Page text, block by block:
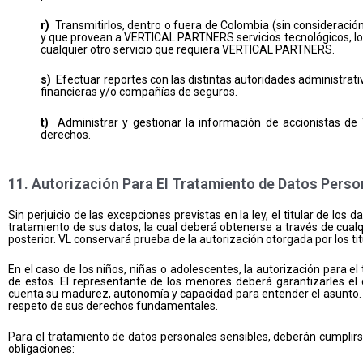
r) Transmitirlos, dentro o fuera de Colombia (sin
y que provean a VERTICAL PARTNERS servicios
cualquier otro servicio que requiera VERTICAL PARTNERS.
s) Efectuar reportes con las distintas autoridades
financieras y/o compañías de seguros.
t) Administrar y gestionar la información de accionistas de
derechos.
11. Autorización Para El Tratamiento de Datos
Sin perjuicio de las excepciones previstas en la ley, el titular de los
tratamiento de sus datos, la cual deberá obtenerse a través de
posterior. VL conservará prueba de la autorización otorgada por los
En el caso de los niños, niñas o adolescentes, la autorización para
de estos. El representante de los menores deberá garantizarles
cuenta su madurez, autonomía y capacidad para entender el
respeto de sus derechos fundamentales.
Para el tratamiento de datos personales sensibles, deberán
obligaciones: